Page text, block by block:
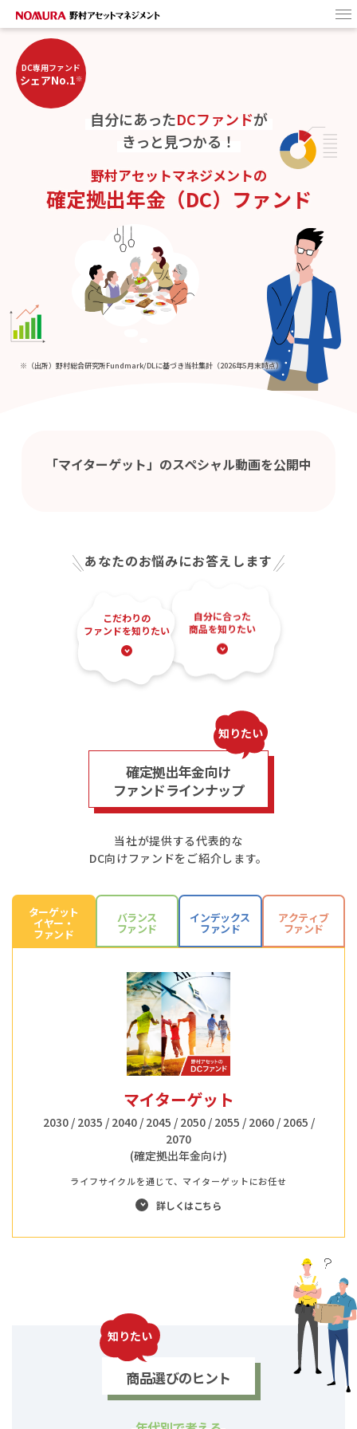
HOME
野村アセットの
ターゲットイヤー・ファンドとは
自分にあったDCファンドが
きっと見つかる！
野村アセットマネジメントの
確定拠出年金（DC）ファンド
DC専用ファンド
シェアNo.1※
※（出所）野村総合研究所Fundmark/DLに基づき当社集計（2026年5月末時点）
「マイターゲット」のスペシャル動画を公開中
あなたのお悩みにお答えします
こだわりの
ファンドを知りたい
自分に合った
商品を知りたい
確定拠出年金向け
ファンドラインナップ
知りたい
当社が提供する代表的な
DC向けファンドをご紹介します。
ターゲット
イヤー・
ファンド
バランス
ファンド
インデックス
ファンド
アクティブ
ファンド
マイターゲット
2030 / 2035 / 2040 / 2045 / 2050 / 2055 / 2060 / 2065 /
2070
(確定拠出年金向け)
ライフサイクルを通じて、マイターゲットにお任せ
詳しくはこちら
商品選びのヒント
知りたい